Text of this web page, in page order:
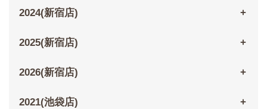
2024(新宿店)
2025(新宿店)
2026(新宿店)
2021(池袋店)